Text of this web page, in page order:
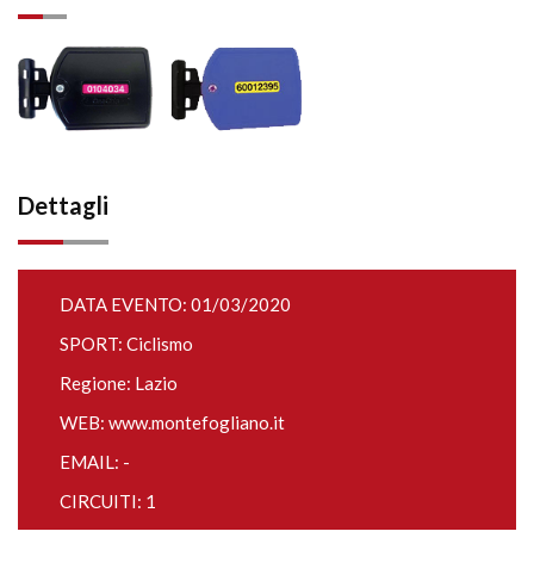
Dettagli
DATA EVENTO: 01/03/2020
SPORT: Ciclismo
Regione: Lazio
WEB: www.montefogliano.it
EMAIL: -
CIRCUITI: 1